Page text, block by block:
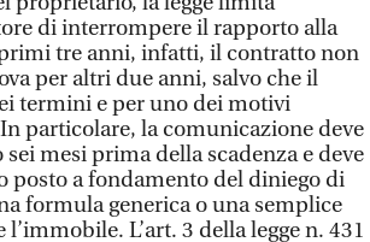
di interrompere il rapporto alla
tre anni, infatti, il contratto non
per altri due anni, salvo che il
termini e per uno dei motivi
particolare, la comunicazione deve
mesi prima della scadenza e deve
a fondamento del diniego di
formula generica o una semplice
L’art. 3 della legge n. 431